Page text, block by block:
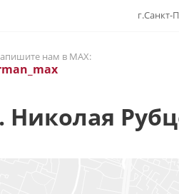
г.Санкт-
нам в MAX:
Николая